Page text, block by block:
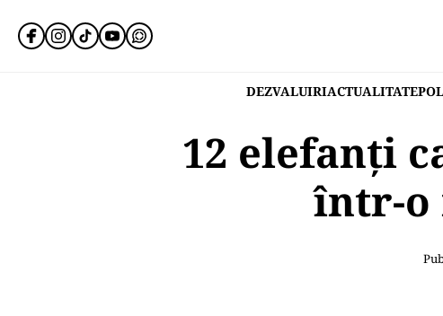
DEZVALUIRIACTUALITATE
12 elefanți
într-o